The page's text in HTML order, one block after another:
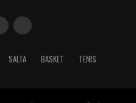
SALTA BASKET TENIS